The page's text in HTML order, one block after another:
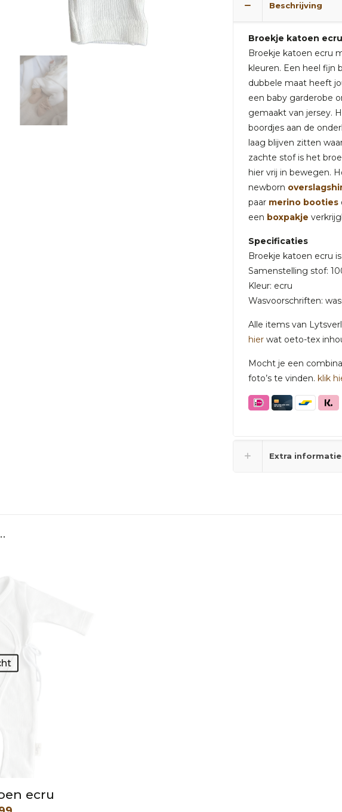
Beschrijving
Broekje katoen ecru
Broekje katoen ecru
kleuren. Een heel fijn
dubbele maat heeft
een baby garderobe
gemaakt van jersey.
boordjes aan de
laag blijven zitten
zachte stof is het
hier vrij in bewegen.
newborn
paar merino booties
een boxpakje
Specificaties
Broekje katoen ecru
Samenstelling stof:
Kleur: ecru
Wasvoorschriften:
Alle items van
hier wat oeto-tex
Mocht je een
foto’s te vinden. klik
Extra informatie
ecru